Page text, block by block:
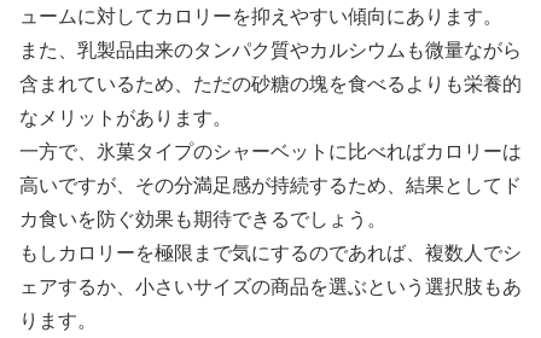
ュームに対してカロリーを抑えやすい傾向にあります。
また、乳製品由来のタンパク質やカルシウムも微量ながら
含まれているため、ただの砂糖の塊を食べるよりも栄養的
なメリットがあります。
一方で、氷菓タイプのシャーベットに比べればカロリーは
高いですが、その分満足感が持続するため、結果としてド
カ食いを防ぐ効果も期待できるでしょう。
もしカロリーを極限まで気にするのであれば、複数人でシ
ェアするか、小さいサイズの商品を選ぶという選択肢もあ
ります。